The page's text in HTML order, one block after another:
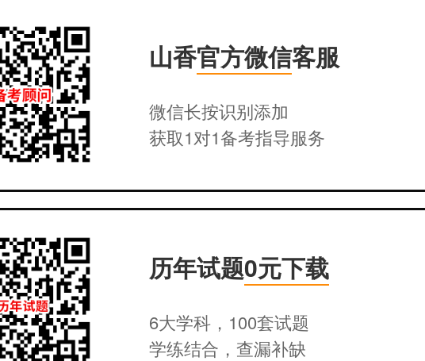
山香官方微信客服
微信长按识别添加
获取1对1备考指导服务
历年试题0元下载
6大学科，100套试题
学练结合，查漏补缺